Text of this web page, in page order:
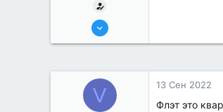
6 Июн 2022
V 13 Сен 2022
Флэт это